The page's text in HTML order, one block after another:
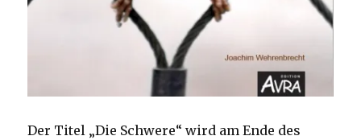
Der Titel „Die Schwere“ wird am Ende des